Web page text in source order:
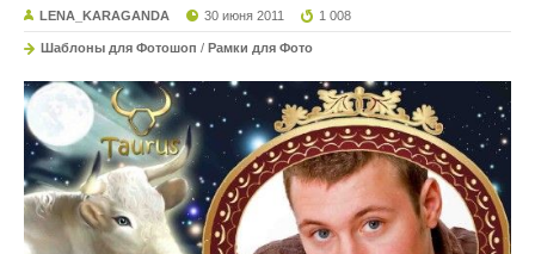
LENA_KARAGANDA 30 июня 2011 1 008
Шаблоны для Фотошоп / Рамки для Фото